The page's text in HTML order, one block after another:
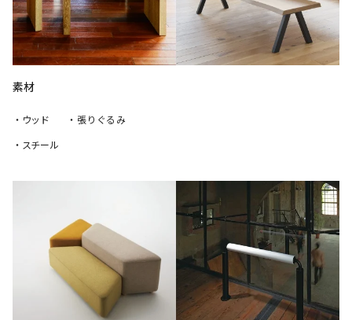
素材
・ウッド
・スチール
・張りぐるみ